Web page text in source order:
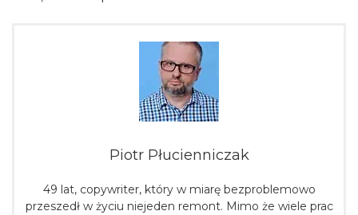
Piotr Płucienniczak
49 lat, copywriter, który w miarę bezproblemowo
przeszedł w życiu niejeden remont. Mimo że wiele prac